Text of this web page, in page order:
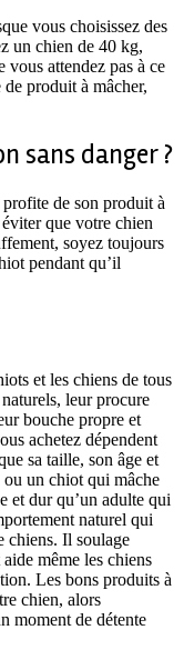
vous choisissez des
un chien de 40 kg,
vous attendez pas à ce
produit à mâcher,
sans danger ?
de son produit à
que votre chien
soyez toujours
pendant qu’il
et les chiens de tous
leur procure
bouche propre et
achetez dépendent
sa taille, son âge et
ou un chiot qui mâche
et dur qu’un adulte qui
naturel qui
chiens. Il soulage
même les chiens
Les bons produits à
chien, alors
moment de détente